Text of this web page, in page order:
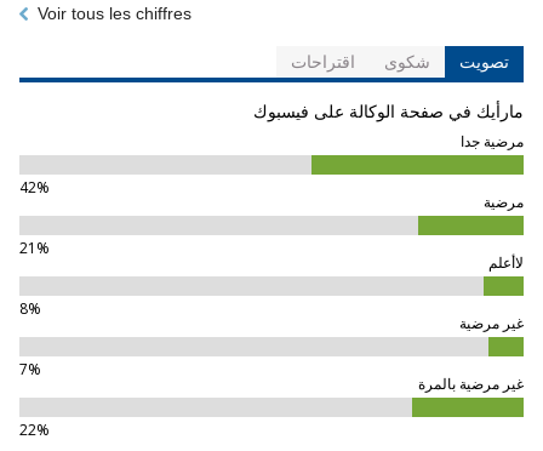
Voir tous les chiffres
تصويت شكوى اقتراحات
مارأيك في صفحة الوكالة على فيسبوك
مرضية جدا
42%
مرضية
21%
لاأعلم
8%
غير مرضية
7%
غير مرضية بالمرة
22%